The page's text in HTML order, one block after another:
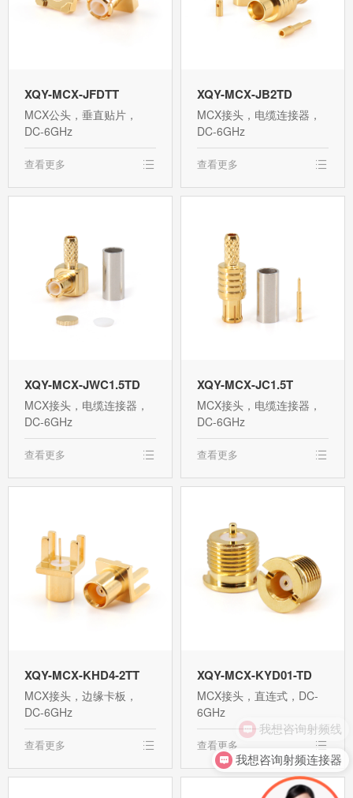
XQY-MCX-JFDTT
MCX公头，垂直贴片，
DC-6GHz
查看更多
XQY-MCX-JB2TD
MCX接头，电缆连接器，
DC-6GHz
查看更多
XQY-MCX-JWC1.5TD
MCX接头，电缆连接器，
DC-6GHz
查看更多
XQY-MCX-JC1.5T
MCX接头，电缆连接器，
DC-6GHz
查看更多
XQY-MCX-KHD4-2TT
MCX接头，边缘卡板，
DC-6GHz
查看更多
XQY-MCX-KYD01-TD
MCX接头，直连式，DC-
6GHz
查看更多
我想咨询射频线
我想咨询射频连接器